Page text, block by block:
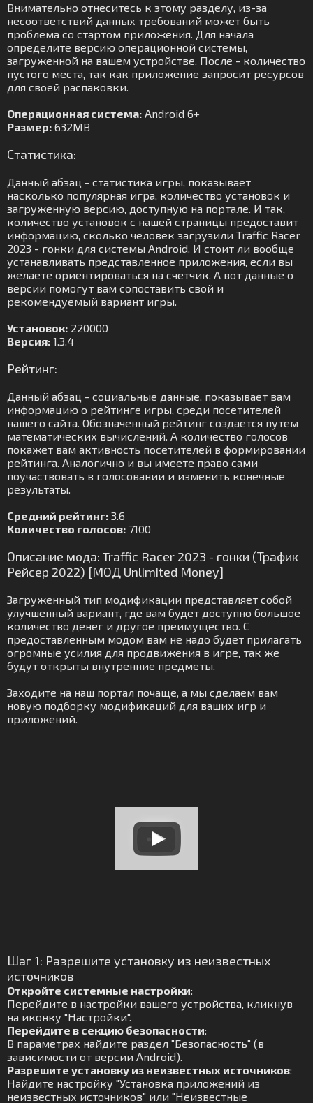
Внимательно отнеситесь к этому разделу, из-за
несоответствий данных требований может быть
проблема со стартом приложения. Для начала
определите версию операционной системы,
загруженной на вашем устройстве. После - количество
пустого места, так как приложение запросит ресурсов
для своей распаковки.
Операционная система: Android 6+
Размер: 632MB
Статистика:
Данный абзац - статистика игры, показывает
насколько популярная игра, количество установок и
загруженную версию, доступную на портале. И так,
количество установок с нашей страницы предоставит
информацию, сколько человек загрузили Traffic Racer
2023 - гонки для системы Android. И стоит ли вообще
устанавливать представленное приложения, если вы
желаете ориентироваться на счетчик. А вот данные о
версии помогут вам сопоставить свой и
рекомендуемый вариант игры.
Установок: 220000
Версия: 1.3.4
Рейтинг:
Данный абзац - социальные данные, показывает вам
информацию о рейтинге игры, среди посетителей
нашего сайта. Обозначенный рейтинг создается путем
математических вычислений. А количество голосов
покажет вам активность посетителей в формировании
рейтинга. Аналогично и вы имеете право сами
поучаствовать в голосовании и изменить конечные
результаты.
Средний рейтинг: 3.6
Количество голосов: 7100
Описание мода: Traffic Racer 2023 - гонки (Трафик
Рейсер 2022) [МОД Unlimited Money]
Загруженный тип модификации представляет собой
улучшенный вариант, где вам будет доступно большое
количество денег и другое преимущество. С
предоставленным модом вам не надо будет прилагать
огромные усилия для продвижения в игре, так же
будут открыты внутренние предметы.
Заходите на наш портал почаще, а мы сделаем вам
новую подборку модификаций для ваших игр и
приложений.
Шаг 1: Разрешите установку из неизвестных
источников
Откройте системные настройки:
Перейдите в настройки вашего устройства, кликнув
на иконку "Настройки".
Перейдите в секцию безопасности:
В параметрах найдите раздел "Безопасность" (в
зависимости от версии Android).
Разрешите установку из неизвестных источников:
Найдите настройку "Установка приложений из
неизвестных источников" или "Неизвестные